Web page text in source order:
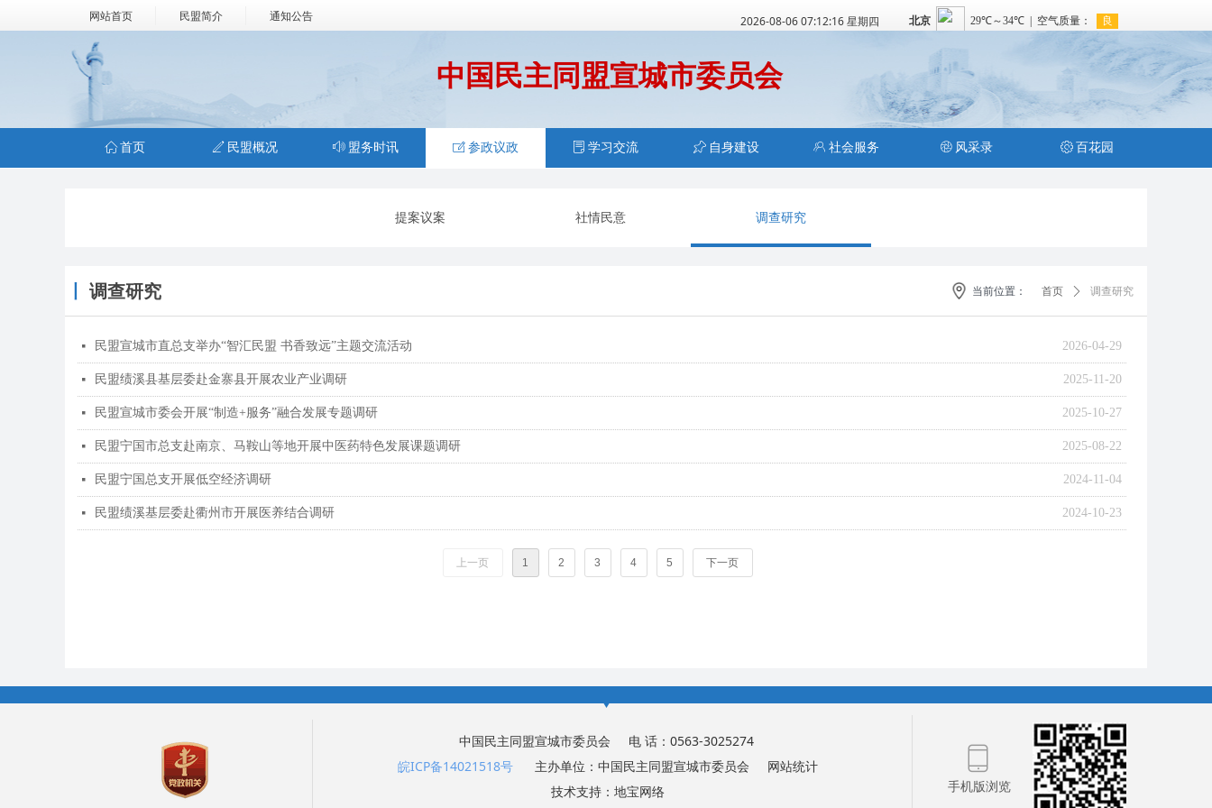
网站首页 民盟简介 通知公告 2026-08-06 07:12:16 星期四
中国民主同盟宣城市委员会
ꀇ 首页 ꄅ 民盟概况 ꂗ 盟务时讯 ꂐ 参政议政 ꂓ 学习交流 ꁑ 自身建设 ꁘ 社会服务 ꁵ 风采录 ꂉ 百花园
调查研究 当前位置：
2026-04-29
넷 民盟宣城市直总支举办“智汇民盟 书香致远”主题交流活动
2025-11-20
넷 民盟绩溪县基层委赴金寨县开展农业产业调研
2025-10-27
넷 民盟宣城市委会开展“制造+服务”融合发展专题调研
2025-08-22
넷 民盟宁国市总支赴南京、马鞍山等地开展中医药特色发展课题调研
2024-11-04
넷 民盟宁国总支开展低空经济调研
2024-10-23
넷 民盟绩溪基层委赴衢州市开展医养结合调研
上一页 1 2 3 4 5 下一页
首页 ꄲ 调查研究
提案议案 社情民意 调查研究
中国民主同盟宣城市委员会 电 话：0563-3025274
皖ICP备14021518号 主办单位：中国民主同盟宣城市委员会 网站统计
技术支持： 地宝网络
ꀆ
手机版浏览